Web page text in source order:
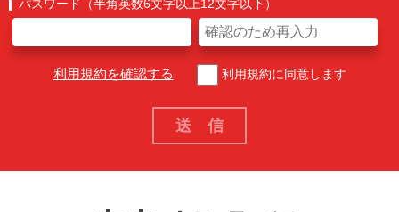
パスワード（半角英数6文字以上12文字以下）
利用規約を確認する 利用規約に同意します